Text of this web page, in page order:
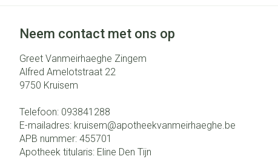
Neem contact met ons op
Greet Vanmeirhaeghe Zingem
Alfred Amelotstraat 22
9750 Kruisem
Telefoon: 093841288
E-mailadres: kruisem@apotheekvanmeirhaeghe.be
APB nummer: 455701
Apotheek titularis: Eline Den Tijn